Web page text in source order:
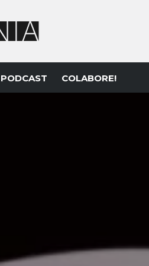
PODCAST COLABORE!